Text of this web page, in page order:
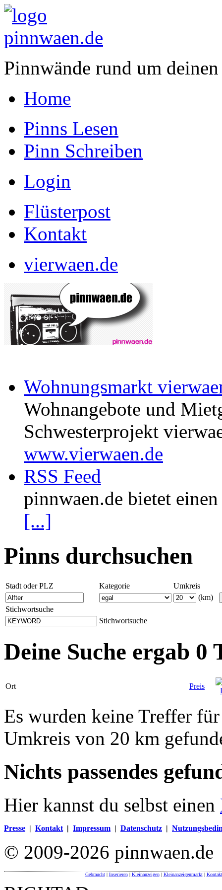
Pinnwände rund um
Home
Pinns Lesen
Pinn Schreiben
Login
Flüsterpost
Kontakt
vierwaen.de
Wohnungsmarkt
Wohnangebote und
Schwesterprojekt
www.vierwaen.de
RSS Feed
pinnwaen.de bietet
[...]
Pinns durchsuchen
Stadt oder PLZ Kategorie
Umkreis
(km)
Stichwortsuche
Stichwortsuche
Deine Suche ergab 0
Ort Preis
Es wurden keine Treffer
Umkreis von 20 km
Nichts passendes
Hier kannst du selbst einen
Presse | Kontakt | Impressum | Datenschutz |
© 2009-2026 pinnwaen.de
Gebraucht| Inserieren| Kleinanzeigen| Kleinanzeigenmarkt|